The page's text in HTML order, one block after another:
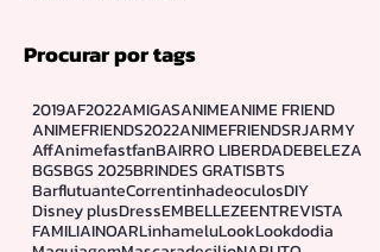
Procurar por tags
2019AF2022AMIGASANIMEANIME FRIEND
ANIMEFRIENDS2022ANIMEFRIENDSRJ
AffAnimefastfanBAIRRO LIBERDADEBELEZA
BGSBGS 2025BRINDES GRATISBTS
BarflutuanteCorrentinhadeoculosDIY